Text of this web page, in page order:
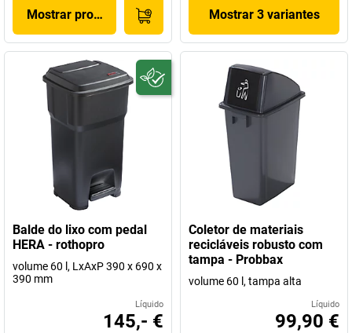
Mostrar produto Mostrar 3 variantes
Balde do lixo com pedal
HERA - rothopro
volume 60 l, LxAxP 390 x 690 x
390 mm
Líquido
145,- €
Coletor de materiais
recicláveis robusto com
tampa - Probbax
volume 60 l, tampa alta
Líquido
99,90 €